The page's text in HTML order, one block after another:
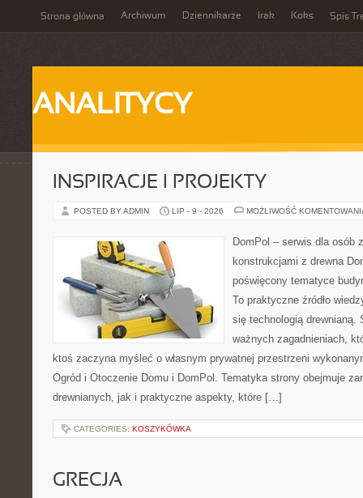
Strona główna Archiwum Dziennikarze Irak Koks Spis
ANALITYCY
INSPIRACJE I PROJEKTY
POSTED BY ADMIN LIP - 9 - 2026 MOŻLIWOŚĆ
DomPol – serwis dla osób
konstrukcjami z drewna
poświęcony tematyce
To praktyczne źródło
się technologią drewnianą.
ważnych zagadnieniach,
ktoś zaczyna myśleć o własnym prywatnej przestrzeni
Ogród i Otoczenie Domu i DomPol. Tematyka strony obejmuje
drewnianych, jak i praktyczne aspekty, które […]
CATEGORIES: KOSZYKÓWKA
GRECJA